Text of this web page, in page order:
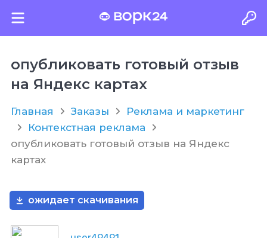
опубликовать готовый отзыв
на Яндекс картах
Главная Заказы
Реклама и маркетинг
Контекстная реклама
опубликовать готовый отзыв на Яндекс
картах
ожидает скачивания